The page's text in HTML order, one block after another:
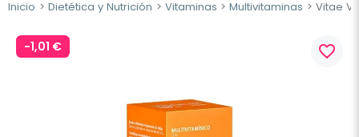
Inicio Dietética y Nutrición Vitaminas Multivitaminas Vitae
-1,01 € favorite_border